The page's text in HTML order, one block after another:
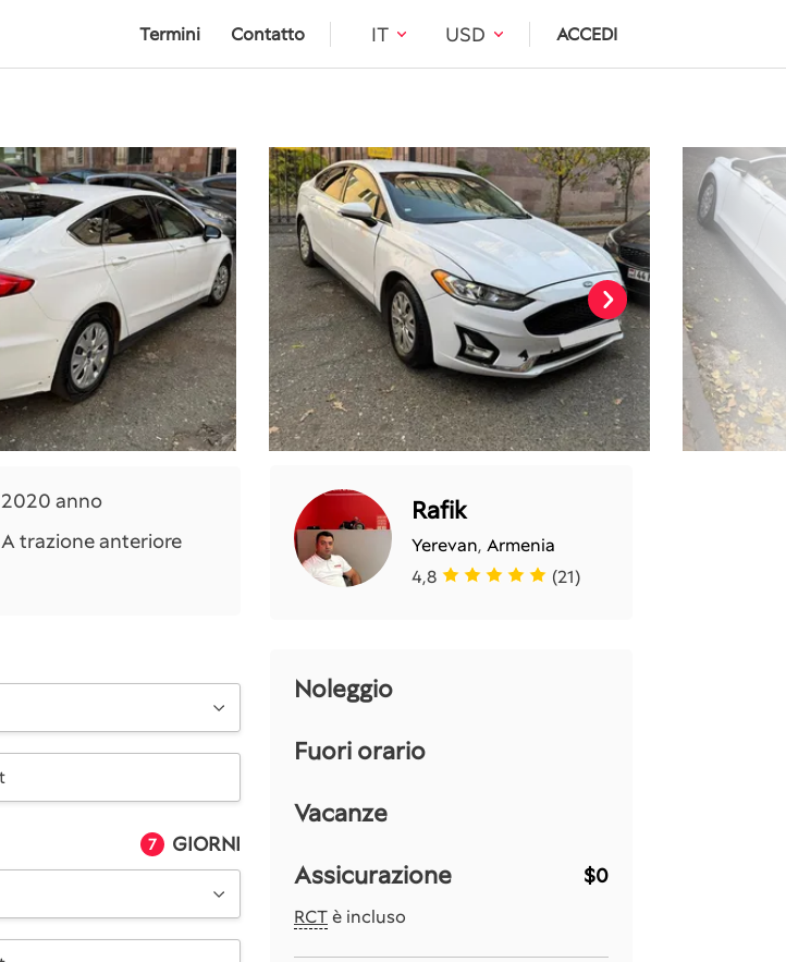
Termini Contatto IT USD ACCEDI
2020 anno
A trazione anteriore
7 GIORNI
Rafik
Yerevan, Armenia
4,8
(21)
Noleggio
Fuori orario
Vacanze
Assicurazione
$0
RCTè incluso